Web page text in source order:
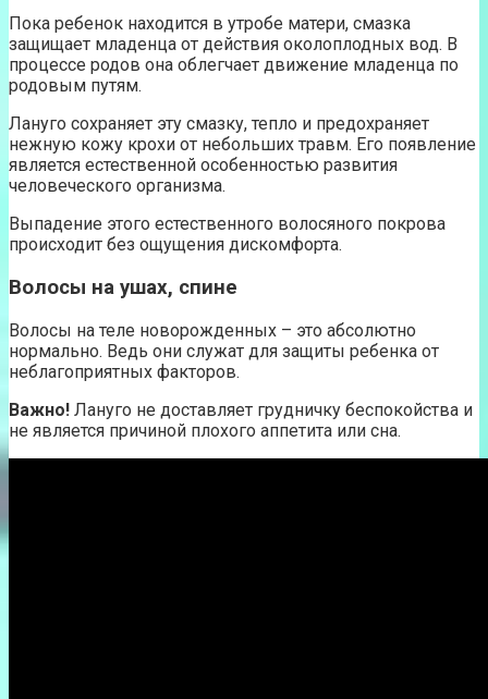
Пока ребенок находится в утробе матери, смазка
защищает младенца от действия околоплодных вод. В
процессе родов она облегчает движение младенца по
родовым путям.
Лануго сохраняет эту смазку, тепло и предохраняет
нежную кожу крохи от небольших травм. Его появление
является естественной особенностью развития
человеческого организма.
Выпадение этого естественного волосяного покрова
происходит без ощущения дискомфорта.
Волосы на ушах, спине
Волосы на теле новорожденных – это абсолютно
нормально. Ведь они служат для защиты ребенка от
неблагоприятных факторов.
Важно! Лануго не доставляет грудничку беспокойства и
не является причиной плохого аппетита или сна.